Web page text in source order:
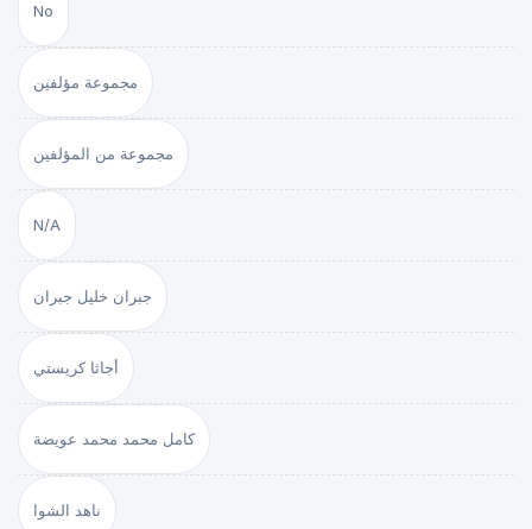
No
مجموعة مؤلفين
مجموعة من المؤلفين
N/A
جبران خليل جبران
أجاثا كريستي
كامل محمد محمد عويضة
ناهد الشوا